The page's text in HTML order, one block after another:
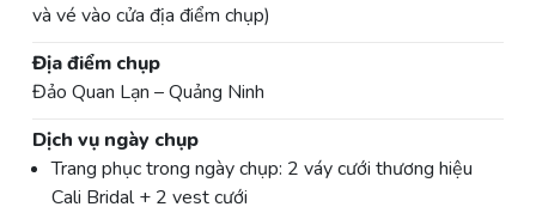
và vé vào cửa địa điểm chụp)
Địa điểm chụp
Đảo Quan Lạn – Quảng Ninh
Dịch vụ ngày chụp
Trang phục trong ngày chụp: 2 váy cưới thương hiệu
Cali Bridal + 2 vest cưới